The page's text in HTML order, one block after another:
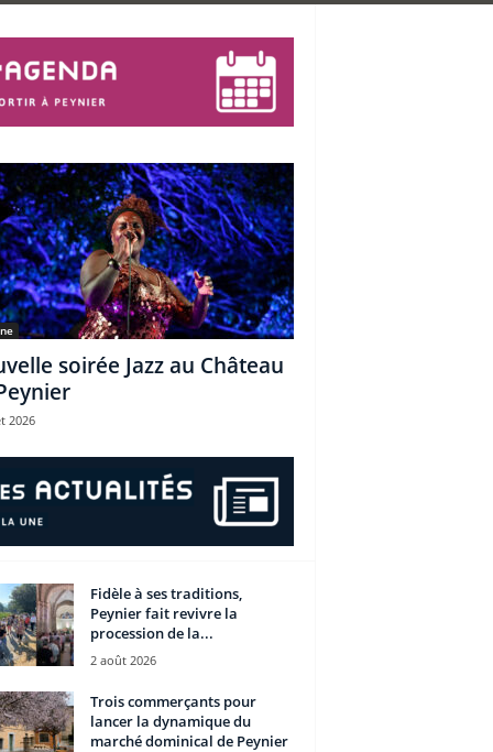
soirée Jazz au Château
2026
Fidèle à ses traditions,
Peynier fait revivre la
procession de la...
2 août 2026
Trois commerçants pour
lancer la dynamique du
marché dominical de Peynier